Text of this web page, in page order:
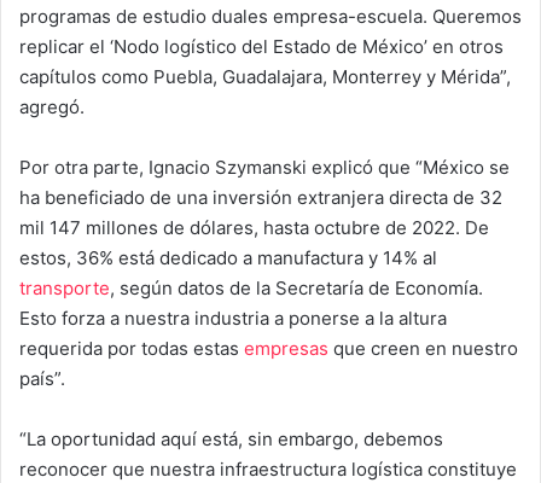
programas de estudio duales empresa-escuela. Queremos
replicar el ‘Nodo logístico del Estado de México’ en otros
capítulos como Puebla, Guadalajara, Monterrey y Mérida”,
agregó.
Por otra parte, Ignacio Szymanski explicó que “México se
ha beneficiado de una inversión extranjera directa de 32
mil 147 millones de dólares, hasta octubre de 2022. De
estos, 36% está dedicado a manufactura y 14% al
transporte, según datos de la Secretaría de Economía.
Esto forza a nuestra industria a ponerse a la altura
requerida por todas estas empresas que creen en nuestro
país”.
“La oportunidad aquí está, sin embargo, debemos
reconocer que nuestra infraestructura logística constituye